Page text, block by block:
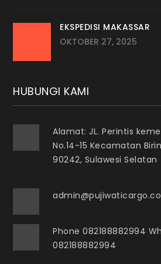
EKSPEDISI MAKASSAR
OKTOBER 27, 2025
HUBUNGI KAMI
Alamat: JL. Perintis
No.14-15 Kecamatan
90242, Sulawesi Selatan
Phone 082188882994
082188882994